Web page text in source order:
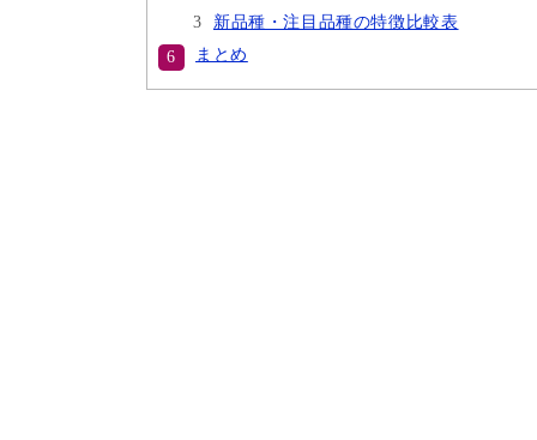
新品種・注目品種の特徴比較表
まとめ